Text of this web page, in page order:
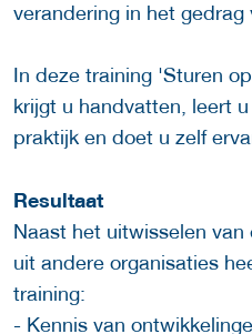
verandering in het gedrag
In deze training 'Sturen
krijgt u handvatten, leert
praktijk en doet u zelf
Resultaat
Naast het uitwisselen
uit andere organisaties
training:
- Kennis van